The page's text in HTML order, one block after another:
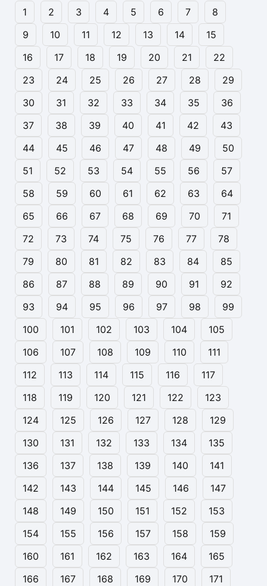
1 2 3 4 5 6 7
8
9
10 11 12 13 14
15
16
17 18 19 20 21
22
23
24 25 26 27 28
29
30
31 32 33 34 35
36
37
38 39 40 41 42
43
44
45 46 47 48 49
50
51
52 53 54 55 56
57
58
59 60 61 62 63
64
65
66 67 68 69 70
71
72
73 74 75 76 77
78
79
80 81 82 83 84
85
86
87 88 89 90 91
92
93
94 95 96 97 98
99
100
101 102 103 104
105
106
107 108 109 110
111
112
113 114 115 116
117
118
119 120 121 122
123
124
125 126 127 128
129
130
131 132 133 134
135
136
137 138 139 140
141
142
143 144 145 146
147
148
149 150 151 152
153
154
155 156 157 158
159
160
161 162 163 164
165
166
167 168 169 170
171